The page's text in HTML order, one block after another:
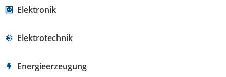
Elektronik
Elektrotechnik
Energieerzeugung